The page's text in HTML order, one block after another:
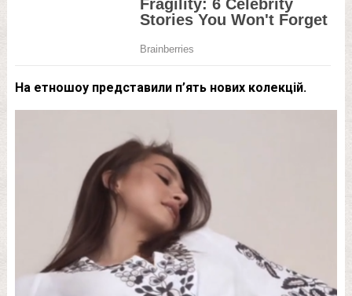
На етношоу представили п’ять нових колекцій.